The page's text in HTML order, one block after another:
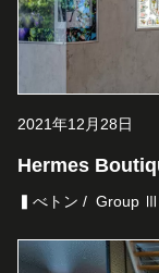
2021年12月28日
Hermes
▍べトン Group Ⅲ